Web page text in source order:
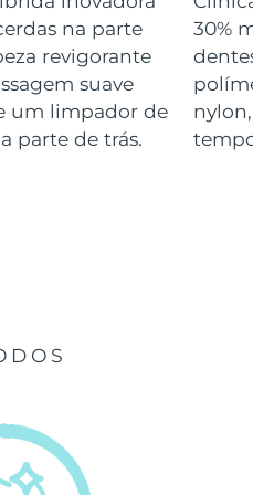
na parte
revigorante
suave
um limpador de
parte de trás.
30%
Entrega prevista 8/10/26
Entrega prevista 8/12/26
Entrega prevista 8/13/26
Entrega prevista
Entrega prevista